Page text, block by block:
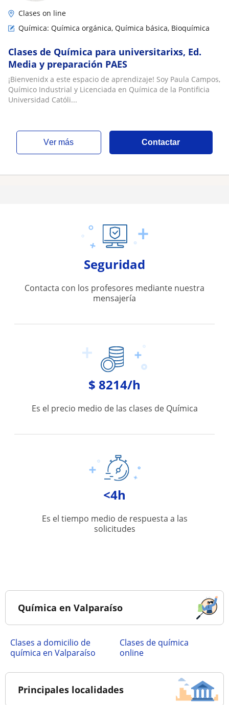
Clases on line
Química: Química orgánica, Química básica, Bioquímica
Clases de Química para universitarixs, Ed.
Media y preparación PAES
¡Bienvenidx a este espacio de aprendizaje! Soy Paula Campos,
Químico Industrial y Licenciada en Química de la Pontificia
Universidad Católi...
ver más Contactar
Seguridad
Contacta con los profesores mediante nuestra
mensajería
$ 8214/h
Es el precio medio de las clases de Química
<4h
Es el tiempo medio de respuesta a las
solicitudes
Química en Valparaíso
Clases a domicilio de
química en Valparaíso
Clases de química
online
Principales localidades